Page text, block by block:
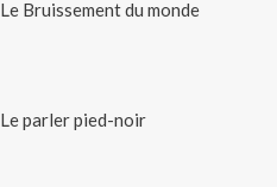
Le Bruissement du monde
Le parler pied-noir